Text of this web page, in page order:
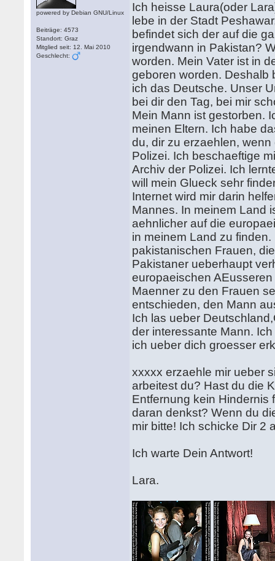
powered by Debian GNU/Linux
Beiträge: 4573
Standort: Graz
Mitglied seit: 12. Mai 2010
Geschlecht:
Ich heisse Laura(oder
lebe in der Stadt
befindet sich der auf die
irgendwann in Pakistan?
worden. Mein Vater ist in
geboren worden. Deshalb
ich das Deutsche. Unser
bei dir den Tag, bei mir
Mein Mann ist gestorben.
meinen Eltern. Ich habe
du, dir zu erzaehlen,
Polizei. Ich beschaeftige
Archiv der Polizei. Ich
will mein Glueck sehr
Internet wird mir darin
Mannes. In meinem Land
aehnlicher auf die
in meinem Land zu
pakistanischen Frauen,
Pakistaner ueberhaupt
europaeischen
Maenner zu den Frauen
entschieden, den Mann
Ich las ueber
der interessante Mann.
ich ueber dich groesser
xxxxx erzaehle mir ueber
arbeitest du? Hast du die
Entfernung kein Hindernis
daran denkst? Wenn du
mir bitte! Ich schicke Dir 2
Ich warte Dein Antwort!
Lara.